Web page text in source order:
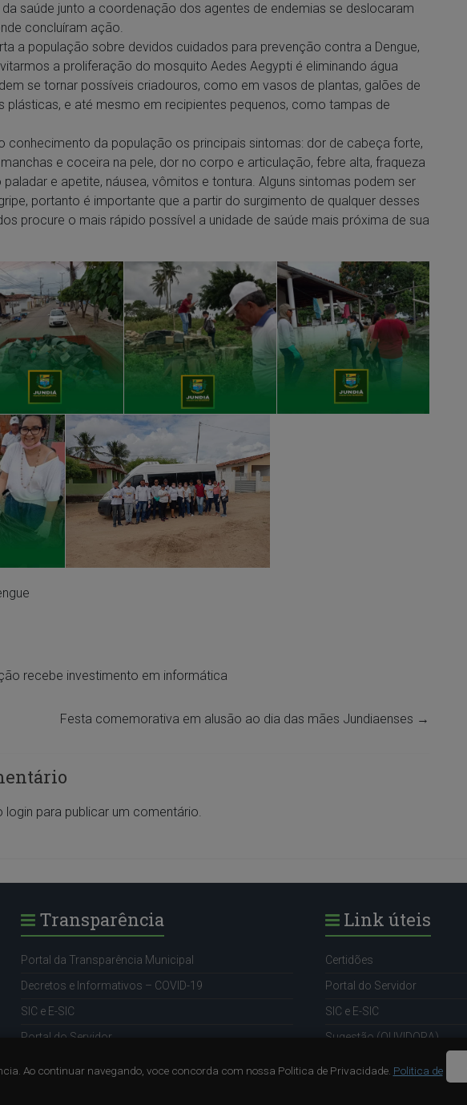
da saúde junto a coordenação dos agentes de endemias se deslocaram
concluíram ação.
a população sobre devidos cuidados para prevenção contra a Dengue,
a proliferação do mosquito Aedes Aegypti é eliminando água
se tornar possíveis criadouros, como em vasos de plantas, galões de
plásticas, e até mesmo em recipientes pequenos, como tampas de
conhecimento da população os principais sintomas: dor de cabeça forte,
e coceira na pele, dor no corpo e articulação, febre alta, fraqueza
e apetite, náusea, vômitos e tontura. Alguns sintomas podem ser
portanto é importante que a partir do surgimento de qualquer desses
procure o mais rápido possível a unidade de saúde mais próxima de sua
recebe investimento em informática
Festa comemorativa em alusão ao dia das mães Jundiaenses →
login para publicar um comentário.
Transparência
Portal da Transparência Municipal
Decretos e Informativos – COVID-19
SIC e E-SIC
Portal do Servidor
Link úteis
Certidões
Portal do Servidor
SIC e E-SIC
Sugestão (OUVIDORA)
Ao continuar navegando, voce concorda com nossa Politica de Privacidade. Politica de